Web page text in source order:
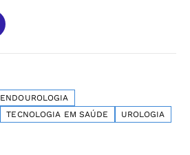
ENDOUROLOGIA
TECNOLOGIA EM SAÚDE
UROLOGIA